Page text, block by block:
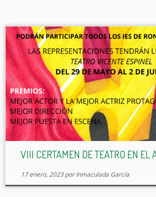
VIII CERTAMEN DE TEATRO EN EL
17 enero, 2023 porInmaculada García